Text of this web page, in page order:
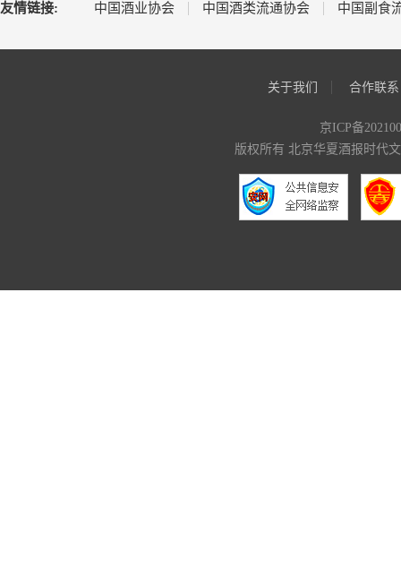
友情链接: 中国酒业协会 中国酒类流通协会 中国副食
关于我们 合作联系
京ICP备
版权所有 北京华夏酒报时代文